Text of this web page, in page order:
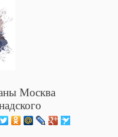
Москва